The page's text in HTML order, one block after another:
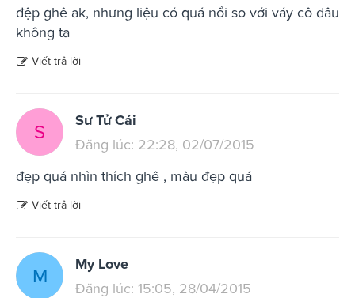
đệp ghê ak, nhưng liệu có quá nổi so với váy cô dâu
không ta
Viết trả lời
S
Sư Tử Cái
Đăng lúc: 22:28, 02/07/2015
đẹp quá nhìn thích ghê , màu đẹp quá
Viết trả lời
M
My Love
Đăng lúc: 15:05, 28/04/2015